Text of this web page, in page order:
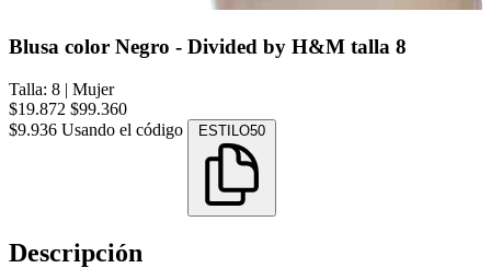
Blusa color Negro - Divided by H&M talla 8
Talla: 8 | Mujer
$19.872 $99.360
$9.936 Usando el código ESTILO50
Descripción